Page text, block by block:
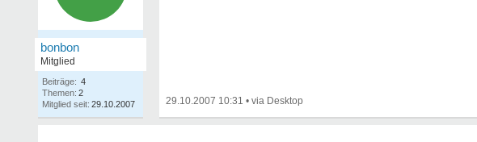
bonbon
Mitglied
Beiträge: 4
Themen: 2
Mitglied seit: 29.10.2007 29.10.2007 10:31 •